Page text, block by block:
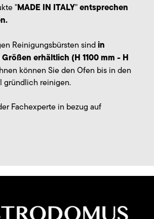
"MADE IN ITALY"entsprechen
Reinigungsbürsten sindin
erhältlich (H 1100 mm - H
können Sie den Ofen bis in den
gründlich reinigen.
Fachexperte in bezug auf